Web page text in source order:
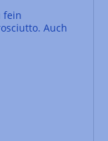
fein
Auch